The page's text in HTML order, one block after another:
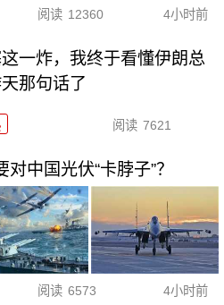
阅读 12360 4小时前
一炸，我终于看懂伊朗总
那句话了
阅读 7621
中国光伏“卡脖子”？
阅读 6573 4小时前